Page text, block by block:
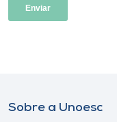
Sobre a Unoesc